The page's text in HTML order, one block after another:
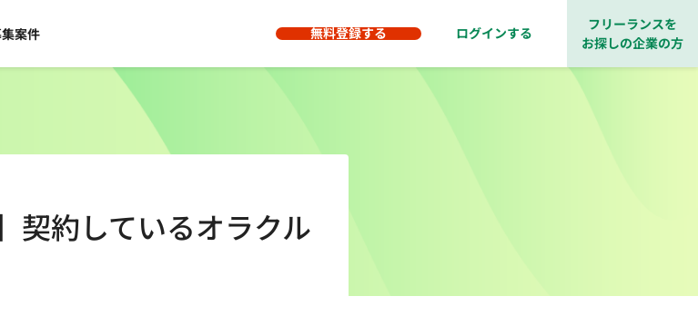
案件 無料登録する ログインする
フリーランスを
お探しの企業の方
契約しているオラクル